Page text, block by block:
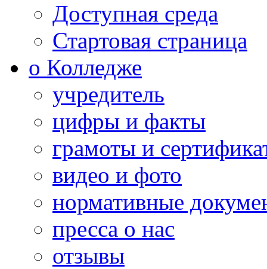
Доступная среда
Стартовая страница
о Колледже
учредитель
цифры и факты
грамоты и
видео и фото
нормативные
пресса о нас
отзывы